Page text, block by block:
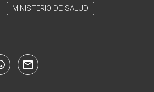
MINISTERIO DE SALUD